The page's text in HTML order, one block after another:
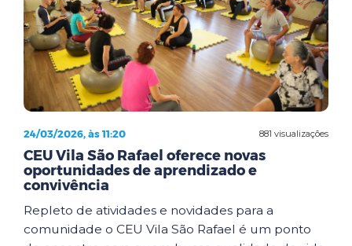
881 visualizações
24/03/2026, às 11:20
CEU Vila São Rafael oferece novas
oportunidades de aprendizado e
convivência
Repleto de atividades e novidades para a
comunidade o CEU Vila São Rafael é um ponto